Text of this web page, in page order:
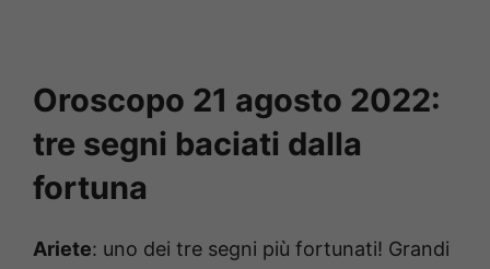
Oroscopo 21 agosto 2022:
tre segni baciati dalla
fortuna
Ariete: uno dei tre segni più fortunati! Grandi